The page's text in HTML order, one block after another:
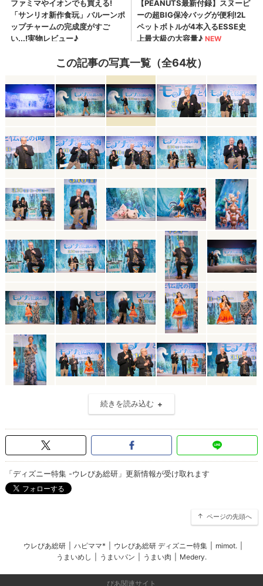
この記事の写真一覧（全64枚）
続きを読み込む
「ディズニー特集 -ウレぴあ総研」更新情報が受け取れます
ページの先頭へ
ウレぴあ総研 ハピママ* ウレぴあ総研 ディズニー特集 mimot.
うまいめし
うまいパン うまい肉 Medery.
ぴあ関連サイト